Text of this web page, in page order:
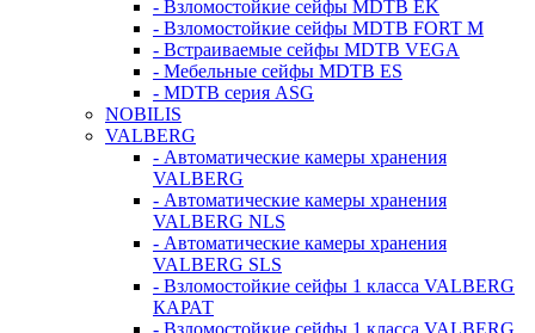
- Взломостойкие сейфы MDTB EK
- Взломостойкие сейфы MDTB FORT M
- Встраиваемые сейфы MDTB VEGA
- Мебельные сейфы MDTB ES
- MDTB серия ASG
NOBILIS
VALBERG
- Автоматические камеры хранения
VALBERG
- Автоматические камеры хранения
VALBERG NLS
- Автоматические камеры хранения
VALBERG SLS
- Взломостойкие сейфы 1 класса VALBERG
КАРАТ
- Взломостойкие сейфы 1 класса VALBERG